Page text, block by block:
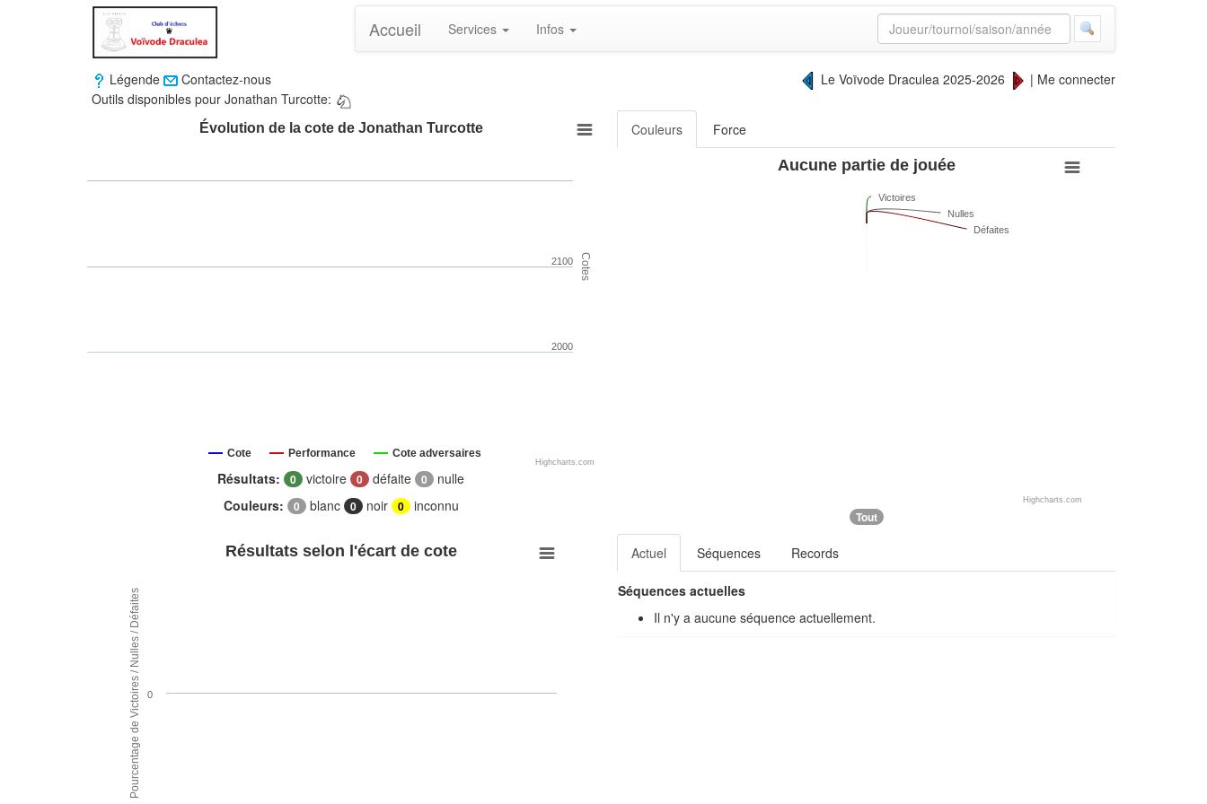
Accueil Services Infos
Légende Contactez-nous Le Voïvode Draculea 2025-2026 | Me connecter
Outils disponibles pour Jonathan Turcotte:
Cotes
Évolution de la cote de Jonathan Turcotte
Cote Performance Cote adversaires
2000
2100
Highcharts.com
Résultats: 0 victoire 0 défaite 0
nulle
Couleurs:
0 blanc 0 noir 0 inconnu
Couleurs
Force
Aucune partie de jouée
Victoires
Nulles
Défaites
Highcharts.com
Tout
Pourcentage de Victoires / Nulles / Défaites
Résultats selon l'écart de cote
0
Actuel Séquences Records
Séquences actuelles
Il n'y a aucune séquence actuellement.